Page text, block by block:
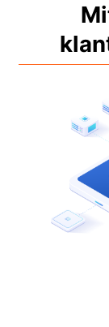
Tiếng việt